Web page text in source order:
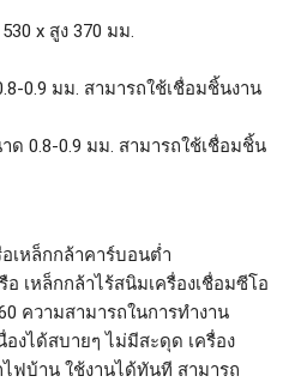
x สูง 370 มม.
0.9 มม. สามารถใช้เชื่อมชิ้นงาน
ด 0.8-0.9 มม. สามารถใช้เชื่อมชิ้น
เหล็กกล้าคาร์บอนต่ำ
เหล็กกล้าไร้สนิมเครื่องเชื่อมซีโอ
ความสามารถในการทำงาน
องได้สบายๆ ไม่มีสะดุด เครื่อง
ฟบ้าน ใช้งานได้ทันที สามารถ